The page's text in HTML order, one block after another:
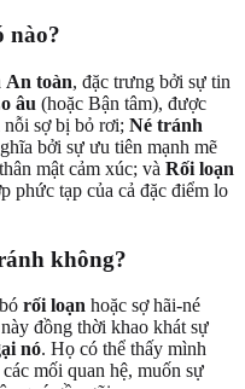
nào?
An toàn, đặc trưng bởi sự tin
âu (hoặc Bận tâm), được
nỗi sợ bị bỏ rơi; Né tránh
bởi sự ưu tiên mạnh mẽ
mật cảm xúc; và Rối loạn
phức tạp của cả đặc điểm lo
không?
rối loạn hoặc sợ hãi-né
đồng thời khao khát sự
nó. Họ có thể thấy mình
mối quan hệ, muốn sự